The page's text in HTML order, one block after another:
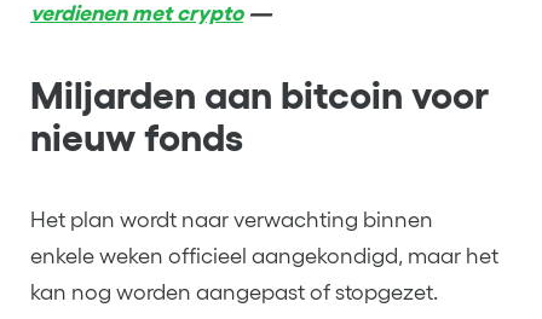
verdienen met crypto—
Miljarden aan bitcoin voor
nieuw fonds
Het plan wordt naar verwachting binnen
enkele weken officieel aangekondigd, maar het
kan nog worden aangepast of stopgezet.